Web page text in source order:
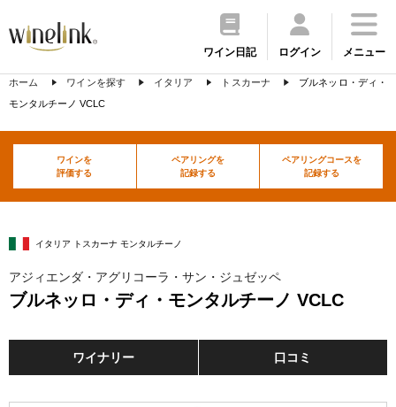
ワイン日記 ログイン メニュー
ホーム ワインを探す イタリア トスカーナ
ブルネッロ・ディ・
モンタルチーノ VCLC
ワインを
評価する
ペアリングを
記録する
ペアリングコースを
記録する
イタリア トスカーナ モンタルチーノ
アジィエンダ・アグリコーラ・サン・ジュゼッペ
ブルネッロ・ディ・モンタルチーノ VCLC
ワイナリー 口コミ